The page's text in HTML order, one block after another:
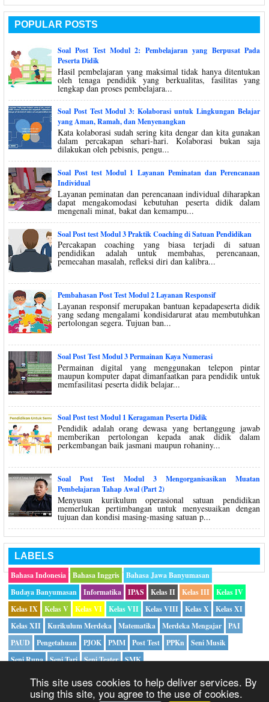
POPULAR POSTS
Soal Post Test Modul 2: Pembelajaran yang Berpusat Pada
Peserta Didik
Hasil pembelajaran yang maksimal tidak hanya ditentukan
oleh tenaga pendidik yang berkualitas, fasilitas yang
lengkap dan proses pembelajara...
Soal Post Test Modul 3: Kolaborasi untuk Lingkungan Belajar
yang Aman, Ramah, dan Menyenangkan
Kata kolaborasi sudah sering kita dengar dan kita gunakan
dalam percakapan sehari-hari. Kolaborasi bukan saja
dilakukan oleh pebisnis, pengu...
Soal Post test Modul 1 Layanan Peminatan dan Perencanaan
Individual
Layanan peminatan dan perencanaan individual diharapkan
dapat mengakomodasi kebutuhan peserta didik dalam
mengenali minat, bakat dan kemampu...
Soal Post test Modul 3 Praktik Coaching di Satuan Pendidikan
Percakapan coaching yang biasa terjadi di satuan
pendidikan adalah untuk membahas, perencanaan,
pemecahan masalah, refleksi diri dan kalibra...
Pembahasan Post Test Modul 2 Layanan Responsif
Layanan responsif merupakan bantuan kepadapeserta didik
yang sedang mengalami kondisidarurat atau membutuhkan
pertolongan segera. Tujuan ban...
Soal Post Test Modul 3 Permainan Kaya Numerasi
Permainan digital yang menggunakan telepon pintar
maupun komputer dapat dimanfaatkan para pendidik untuk
memfasilitasi peserta didik belajar...
Soal Post test Modul 1 Keragaman Peserta Didik
Pendidik adalah orang dewasa yang bertanggung jawab
memberikan pertolongan kepada anak didik dalam
perkembangan baik jasmani maupun rohaniny...
Soal Post Test Modul 3 Mengorganisasikan Muatan
Pembelajaran Tahap Awal (Part 2)
Menyusun kurikulum operasional satuan pendidikan
memerlukan pertimbangan untuk menyesuaikan dengan
tujuan dan kondisi masing-masing satuan p...
LABELS
Bahasa Indonesia
Bahasa Inggris
Bahasa Jawa Banyumasan
Budaya Banyumasan
Informatika IPAS Kelas II Kelas III
Kelas IV
Kelas IX
Kelas V Kelas VI Kelas VII Kelas VIII Kelas X
Kelas XI
Kelas XII
Kurikulum Merdeka Matematika Merdeka Mengajar
PAI
PAUD
Pengetahuan PJOK PMM Post Test PPKn
Seni Musik
Seni Rupa
Seni Tari Seni Teater SMK
This site uses cookies to help deliver services. By
using this site, you agree to the use of cookies.